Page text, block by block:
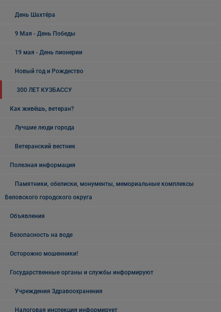
День Шахтёра
9 Мая - День Победы
19 мая - День пионерии
Новый год и Рождество
300 ЛЕТ КУЗБАССУ
Как живёшь, ветеран?
Лучшие люди города
Ветеранский вестник
Полезная информация
Памятники, обелиски, монументы, мемориальные комплексы
Беловского городского округа
Объявления
Безопасность на воде
Осторожно мошенники!
Государственные органы и службы информируют
Учреждения Здравоохранения
Налоговая инспекция информирует